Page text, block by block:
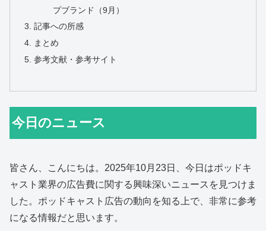
プブランド（9月）
記事への所感
まとめ
参考文献・参考サイト
今日のニュース
皆さん、こんにちは。2025年10月23日、今日はポッドキ
ャスト業界の広告費に関する興味深いニュースを見つけま
した。ポッドキャスト広告の動向を知る上で、非常に参考
になる情報だと思います。